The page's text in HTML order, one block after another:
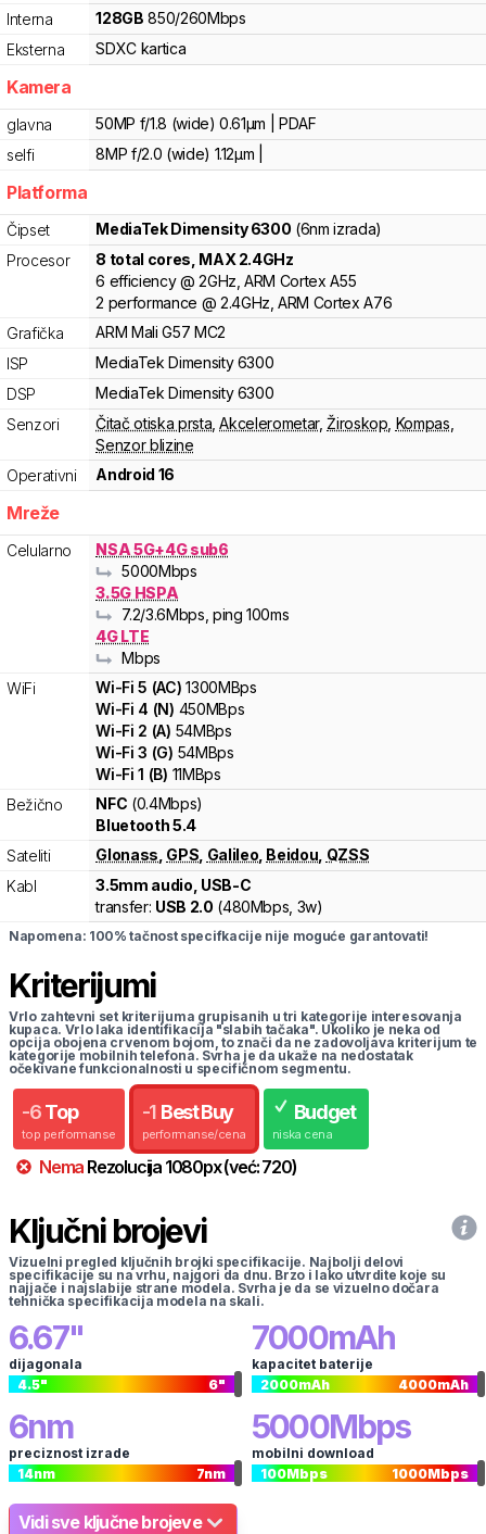
Interna
128GB 850/260Mbps
Eksterna
SDXC kartica
Kamera
glavna
50MP f/1.8 (wide) 0.61µm | PDAF
selfi
8MP f/2.0 (wide) 1.12µm |
Platforma
Čipset MediaTekDimensity 6300 (6nm izrada)
Procesor
8 total cores , MAX 2.4GHz
6 efficiency @ 2GHz,ARM Cortex A55
2 performance @ 2.4GHz,ARM Cortex A76
Grafička
ARM Mali G57 MC2
ISP
MediaTek Dimensity 6300
DSP
MediaTek Dimensity 6300
Senzori
Čitač otiska prsta ,Akcelerometar,Žiroskop Kompas
Senzor blizine
Operativni
Android 16
Mreže
Celularno
NSA 5G+4G sub6
5000Mbps
3.5G HSPA
7.2/3.6Mbps , ping 100ms
4G LTE
Mbps
WiFi
Wi-Fi5 (AC) 1300MBps
Wi-Fi 4 (N) 450MBps
Wi-Fi 2 (A) 54MBps
Wi-Fi3 (G) 54MBps
Wi-Fi1 (B) 11MBps
Bežično
NFC (0.4Mbps)
Bluetooth 5.4
Sateliti
Glonass GPS Galileo Beidou QZSS
Kabl
3.5mm audio, USB-C
transfer: USB 2.0 (480Mbps, 3w)
Napomena: 100% tačnost specifkacije nije moguće garantovati!
Kriterijumi
Vrlo zahtevni set kriterijuma grupisanih u tri kategorije interesovanja
kupaca. Vrlo laka identifikacija "slabih tačaka". Ukoliko je neka od
opcija obojena crvenom bojom, to znači da ne zadovoljava kriterijum te
kategorije mobilnih telefona. Svrha je da ukaže na nedostatak
očekivane funkcionalnosti u specifičnom segmentu.
-6 Top
top performanse
-1 Best Buy
performanse/cena
Budget
niska cena
Nema Rezolucija 1080px(već:720)
Ključni brojevi
Vizuelni pregled ključnih brojki specifikacije. Najbolji delovi
specifikacije su na vrhu, najgori da dnu. Brzo i lako utvrdite koje su
najjače i najslabije strane modela. Svrha je da se vizuelno dočara
tehnička specifikacija modela na skali.
6.67"
dijagonala
4.5" 6"
7000mAh
kapacitet baterije
2000mAh 4000mAh
6nm
preciznost izrade
14nm 7nm
5000Mbps
mobilni download
100Mbps 1000Mbps
Vidi sve ključne brojeve